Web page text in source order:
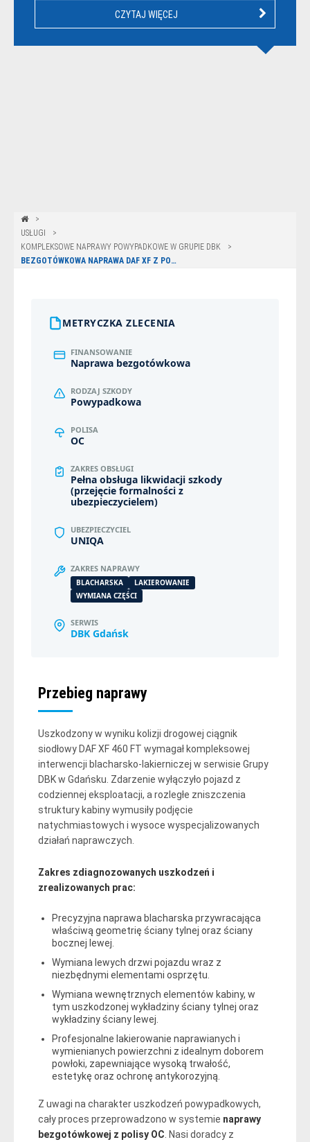
CZYTAJ WIĘCEJ
USŁUGI
KOMPLEKSOWE NAPRAWY POWYPADKOWE W GRUPIE DBK
BEZGOTÓWKOWA NAPRAWA DAF XF Z POLISY UNIQA W GDAŃSKU
METRYCZKA ZLECENIA
FINANSOWANIE
Naprawa bezgotówkowa
RODZAJ SZKODY
Powypadkowa
POLISA
OC
ZAKRES OBSŁUGI
Pełna obsługa likwidacji szkody
(przejęcie formalności z
ubezpieczycielem)
UBEZPIECZYCIEL
UNIQA
ZAKRES NAPRAWY
BLACHARSKA
LAKIEROWANIE
WYMIANA CZĘŚCI
SERWIS
DBK Gdańsk
Przebieg naprawy
Uszkodzony w wyniku kolizji drogowej ciągnik
siodłowy DAF XF 460 FT wymagał kompleksowej
interwencji blacharsko-lakierniczej w serwisie Grupy
DBK w Gdańsku. Zdarzenie wyłączyło pojazd z
codziennej eksploatacji, a rozległe zniszczenia
struktury kabiny wymusiły podjęcie
natychmiastowych i wysoce wyspecjalizowanych
działań naprawczych.
Zakres zdiagnozowanych uszkodzeń i
zrealizowanych prac:
Precyzyjna naprawa blacharska przywracająca
właściwą geometrię ściany tylnej oraz ściany
bocznej lewej.
Wymiana lewych drzwi pojazdu wraz z
niezbędnymi elementami osprzętu.
Wymiana wewnętrznych elementów kabiny, w
tym uszkodzonej wykładziny ściany tylnej oraz
wykładziny ściany lewej.
Profesjonalne lakierowanie naprawianych i
wymienianych powierzchni z idealnym doborem
powłoki, zapewniające wysoką trwałość,
estetykę oraz ochronę antykorozyjną.
Z uwagi na charakter uszkodzeń powypadkowych,
cały proces przeprowadzono w systemie naprawy
bezgotówkowej z polisy OC . Nasi doradcy z